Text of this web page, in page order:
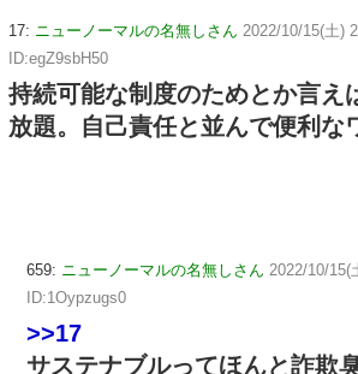
17: ニューノーマルの名無しさん 2022/10/15(土)
ID:egZ9sbH50
持続可能な制度のためとか言え
放題。自己責任と並んで便利な
659: ニューノーマルの名無しさん 2022/10/15(
ID:1Oypzugs0
>>17
サステナブルってほんと詐欺